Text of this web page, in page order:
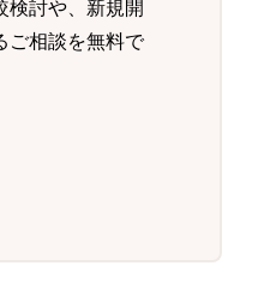
検討や、新規開
ご相談を無料で